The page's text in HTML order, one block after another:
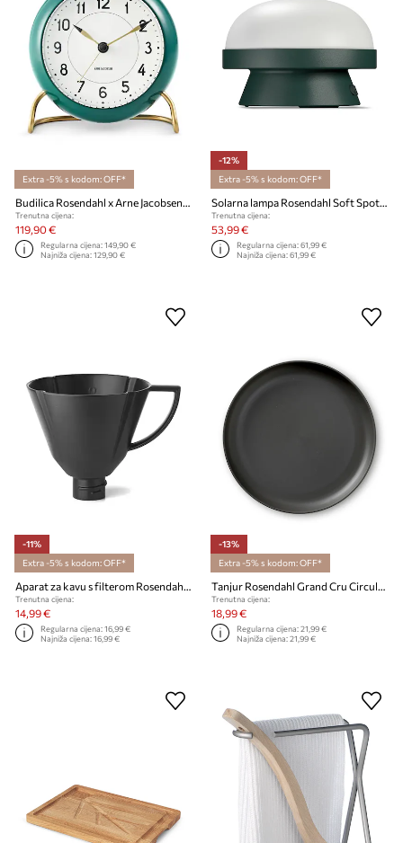
Extra -5% s kodom: OFF*
Trenutna cijena:
119,90 €
Regularna cijena:149,90 €
Najniža cijena:129,90 €
-12%
Extra -5% s kodom: OFF*
Trenutna cijena:
53,99 €
Regularna cijena:61,99 €
Najniža cijena:61,99 €
-11%
Extra -5% s kodom: OFF*
Aparat za kavu s filterom Rosendahl Grand Cru
Trenutna cijena:
14,99 €
Regularna cijena:16,99 €
Najniža cijena:16,99 €
-13%
Extra -5% s kodom: OFF*
Tanjur Rosendahl Grand Cru Circular Renew 2-pack
Trenutna cijena:
18,99 €
Regularna cijena:21,99 €
Najniža cijena:21,99 €